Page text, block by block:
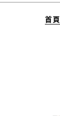
首頁